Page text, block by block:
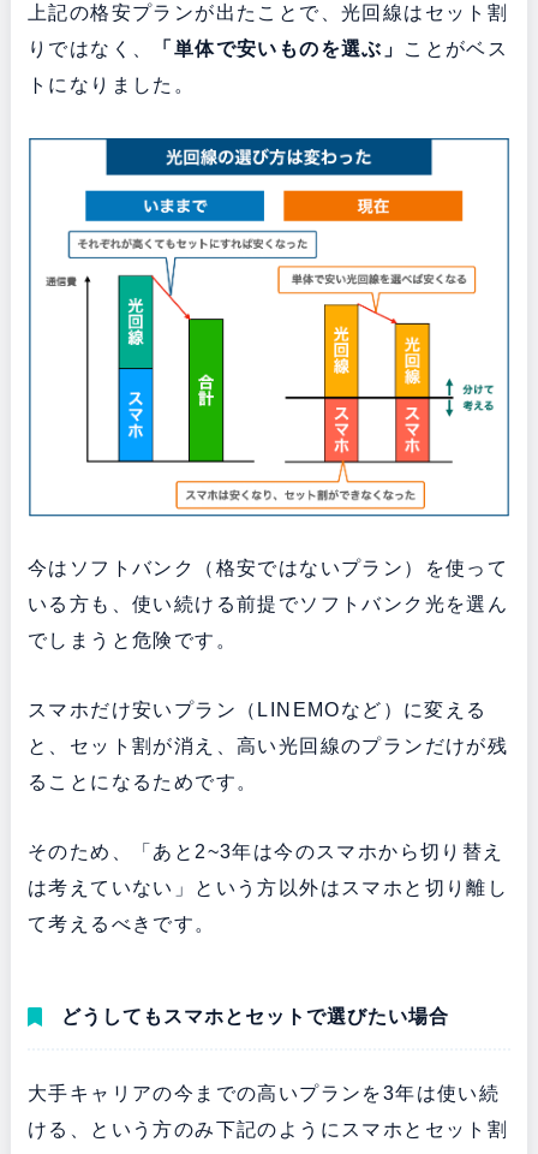
上記の格安プランが出たことで、光回線はセット割
りではなく、
「単体で安いものを選ぶ」
ことがベス
トになりました。
今はソフトバンク（格安ではないプラン）を使って
いる方も、使い続ける前提でソフトバンク光を選ん
でしまうと危険です。
スマホだけ安いプラン（LINEMOなど）に変える
と、セット割が消え、高い光回線のプランだけが残
ることになるためです。
そのため、「あと2~3年は今のスマホから切り替え
は考えていない」という方以外はスマホと切り離し
て考えるべきです。
どうしてもスマホとセットで選びたい場合
大手キャリアの今までの高いプランを3年は使い続
ける、という方のみ下記のようにスマホとセット割